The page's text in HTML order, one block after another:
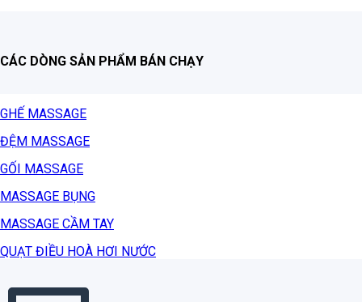
CÁC DÒNG SẢN PHẨM BÁN CHẠY
GHẾ MASSAGE
ĐỆM MASSAGE
GỐI MASSAGE
MASSAGE BỤNG
MASSAGE CẦM TAY
QUẠT ĐIỀU HOÀ HƠI NƯỚC